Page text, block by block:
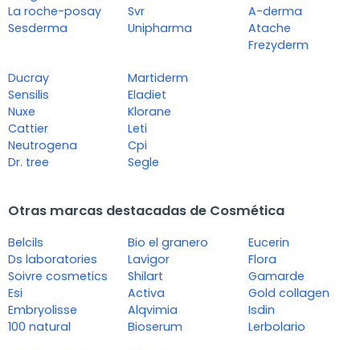
La roche-posay
Sesderma
Svr
Unipharma
A-derma
Atache
Frezyderm
Ducray
Sensilis
Nuxe
Cattier
Neutrogena
Dr. tree
Martiderm
Eladiet
Klorane
Leti
Cpi
Segle
Otras marcas destacadas de Cosmética
Belcils
Ds laboratories
Soivre cosmetics
Esi
Embryolisse
100 natural
Bio el granero
Lavigor
Shilart
Activa
Alqvimia
Bioserum
Eucerin
Flora
Gamarde
Gold collagen
Isdin
Lerbolario